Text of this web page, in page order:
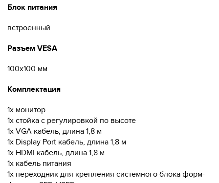
Блок питания
встроенный
Разъем VESA
100x100 мм
Комплектация
1x монитор
1x стойка с регулировкой по высоте
1x VGA кабель, длина 1,8 м
1x Display Port кабель, длина 1,8 м
1x HDMI кабель, длина 1,8 м
1x кабель питания
1x переходник для крепления системного блока форм-